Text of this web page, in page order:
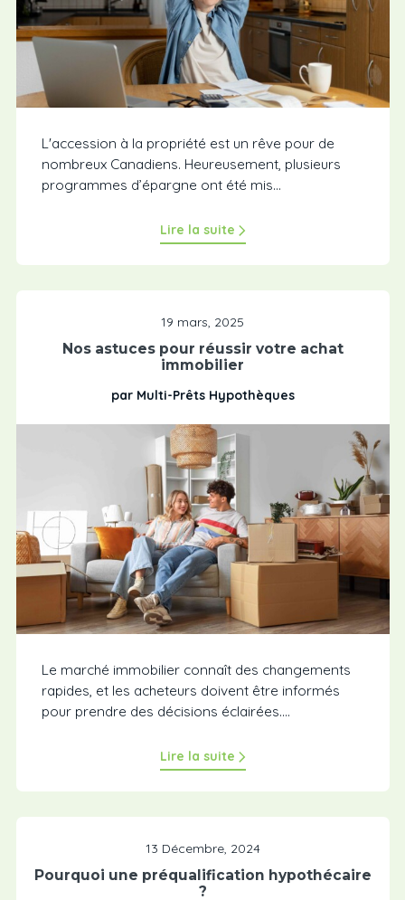
L'accession à la propriété est un rêve pour de
nombreux Canadiens. Heureusement, plusieurs
programmes d’épargne ont été mis...
Lire la suite
19 mars, 2025
Nos astuces pour réussir votre achat
immobilier
par Multi-Prêts Hypothèques
Le marché immobilier connaît des changements
rapides, et les acheteurs doivent être informés
pour prendre des décisions éclairées....
Lire la suite
13 Décembre, 2024
Pourquoi une préqualification hypothécaire
?